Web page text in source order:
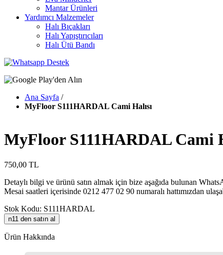
Mantar Ürünleri
Yardımcı Malzemeler
Halı Bıçakları
Halı Yapıştırıcıları
Halı Ütü Bandı
Ana Sayfa /
MyFloor S111HARDAL Cami Halısı
MyFloor S111HARDAL Cami
750,00 TL
Detaylı bilgi ve ürünü satın almak için bize aşağıda bulunan
Mesai saatleri içerisinde 0212 477 02 90 numaralı hattımızdan
Stok Kodu: S111HARDAL
n11 den satın al
Ürün Hakkında